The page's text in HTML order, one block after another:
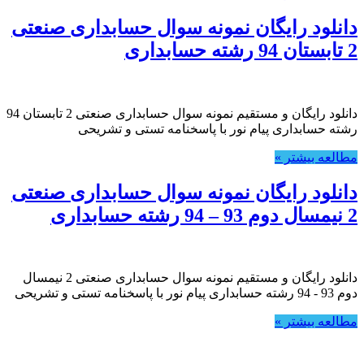
دانلود رایگان نمونه سوال حسابداری صنعتی
2 تابستان 94 رشته حسابداری
دانلود رایگان و مستقیم نمونه سوال حسابداری صنعتی 2 تابستان 94
رشته حسابداری پیام نور با پاسخنامه تستی و تشریحی
مطالعه بیشتر »
دانلود رایگان نمونه سوال حسابداری صنعتی
2 نیمسال دوم 93 – 94 رشته حسابداری
دانلود رایگان و مستقیم نمونه سوال حسابداری صنعتی 2 نیمسال
دوم 93 - 94 رشته حسابداری پیام نور با پاسخنامه تستی و تشریحی
مطالعه بیشتر »